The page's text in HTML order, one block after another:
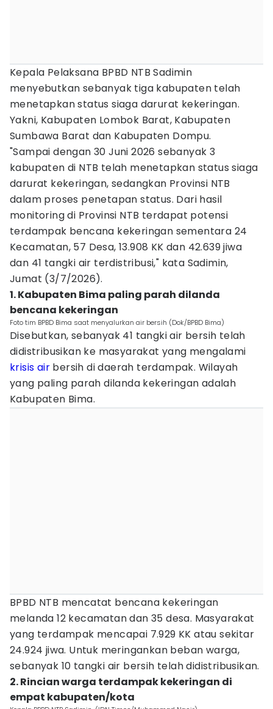
Kepala Pelaksana BPBD NTB Sadimin
menyebutkan sebanyak tiga kabupaten telah
menetapkan status siaga darurat kekeringan.
Yakni, Kabupaten Lombok Barat, Kabupaten
Sumbawa Barat dan Kabupaten Dompu.
"Sampai dengan 30 Juni 2026 sebanyak 3
kabupaten di NTB telah menetapkan status siaga
darurat kekeringan, sedangkan Provinsi NTB
dalam proses penetapan status. Dari hasil
monitoring di Provinsi NTB terdapat potensi
terdampak bencana kekeringan sementara 24
Kecamatan, 57 Desa, 13.908 KK dan 42.639 jiwa
dan 41 tangki air terdistribusi," kata Sadimin,
Jumat (3/7/2026).
1. Kabupaten Bima paling parah dilanda
bencana kekeringan
Foto tim BPBD Bima saat menyalurkan air bersih (Dok/BPBD Bima)
Disebutkan, sebanyak 41 tangki air bersih telah
didistribusikan ke masyarakat yang mengalami
krisis air bersih di daerah terdampak. Wilayah
yang paling parah dilanda kekeringan adalah
Kabupaten Bima.
BPBD NTB mencatat bencana kekeringan
melanda 12 kecamatan dan 35 desa. Masyarakat
yang terdampak mencapai 7.929 KK atau sekitar
24.924 jiwa. Untuk meringankan beban warga,
sebanyak 10 tangki air bersih telah didistribusikan.
2. Rincian warga terdampak kekeringan di
empat kabupaten/kota